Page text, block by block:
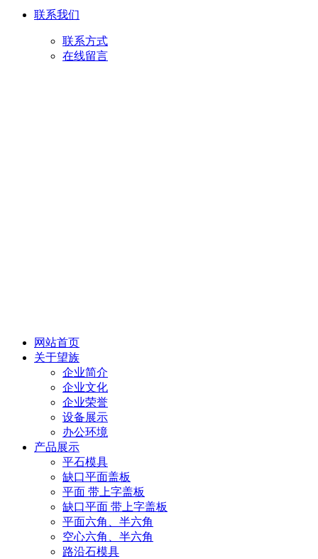
联系我们
联系方式
在线留言
网站首页
关于望族
企业简介
企业文化
企业荣誉
设备展示
办公环境
产品展示
平石模具
缺口平面盖板
平面 带上字盖板
缺口平面 带上字盖板
平面六角、半六角
空心六角、半六角
路沿石模具